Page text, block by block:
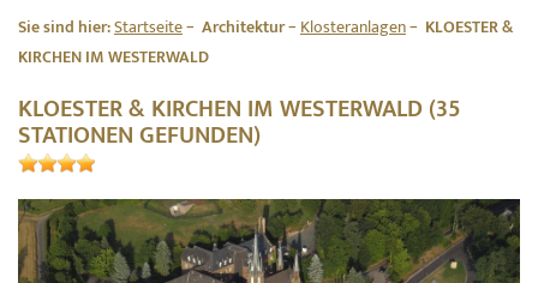
Sie sind hier:Startseite Architektur Klosteranlagen
KLOESTER &
KIRCHEN IM WESTERWALD
KLOESTER & KIRCHEN IM WESTERWALD (35
STATIONEN GEFUNDEN)